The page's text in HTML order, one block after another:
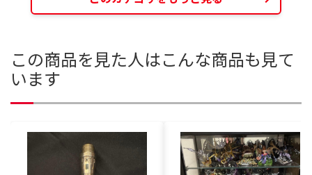
この商品を見た人はこんな商品も見て
います